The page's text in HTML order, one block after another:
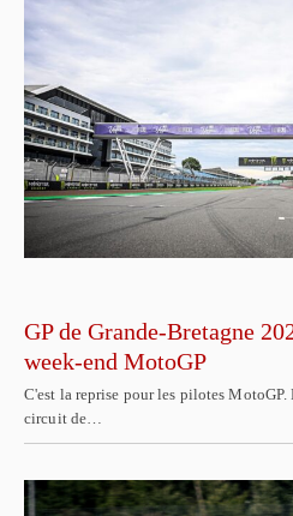
GP de Grande-Bretagne
week-end MotoGP
C'est la reprise pour les pilotes
circuit de…